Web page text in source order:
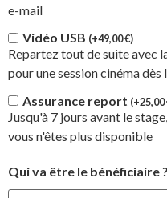
e-mail
Vidéo USB (+49,00€)
Repartez tout de suite avec
pour une session cinéma
Assurance report (+25,00
Jusqu'à 7 jours avant le
vous n'êtes plus disponible
Qui va être le bénéficiaire ?